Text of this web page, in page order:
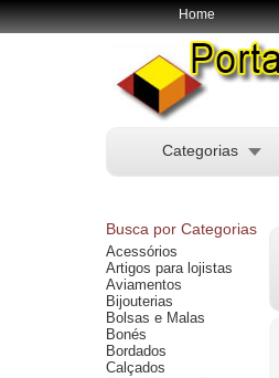
Home
Categorias
Busca por Categorias
Acessórios
Artigos para lojistas
Aviamentos
Bijouterias
Bolsas e Malas
Bonés
Bordados
Calçados